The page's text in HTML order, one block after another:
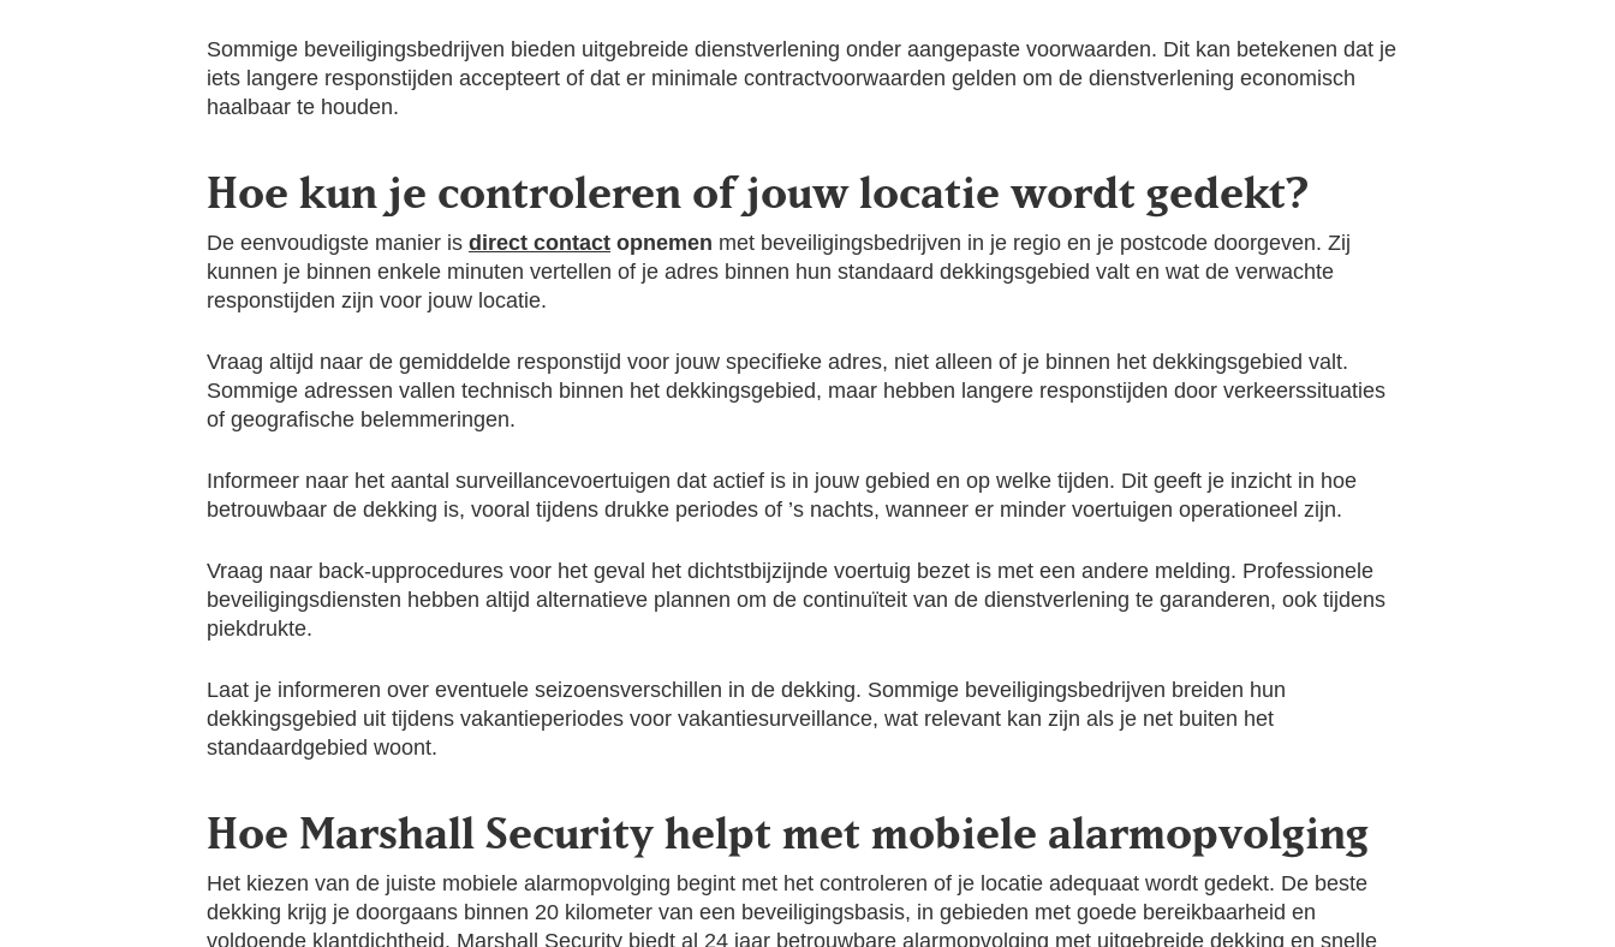
Sommige beveiligingsbedrijven bieden uitgebreide dienstverlening onder aangepaste voorwaarden. Dit kan betekenen dat je
iets langere responstijden accepteert of dat er minimale contractvoorwaarden gelden om de dienstverlening economisch
haalbaar te houden.
Hoe kun je controleren of jouw locatie wordt gedekt?
De eenvoudigste manier is direct contact opnemen met beveiligingsbedrijven in je regio en je postcode doorgeven. Zij
kunnen je binnen enkele minuten vertellen of je adres binnen hun standaard dekkingsgebied valt en wat de verwachte
responstijden zijn voor jouw locatie.
Vraag altijd naar de gemiddelde responstijd voor jouw specifieke adres, niet alleen of je binnen het dekkingsgebied valt.
Sommige adressen vallen technisch binnen het dekkingsgebied, maar hebben langere responstijden door verkeerssituaties
of geografische belemmeringen.
Informeer naar het aantal surveillancevoertuigen dat actief is in jouw gebied en op welke tijden. Dit geeft je inzicht in hoe
betrouwbaar de dekking is, vooral tijdens drukke periodes of ’s nachts, wanneer er minder voertuigen operationeel zijn.
Vraag naar back-upprocedures voor het geval het dichtstbijzijnde voertuig bezet is met een andere melding. Professionele
beveiligingsdiensten hebben altijd alternatieve plannen om de continuïteit van de dienstverlening te garanderen, ook tijdens
piekdrukte.
Laat je informeren over eventuele seizoensverschillen in de dekking. Sommige beveiligingsbedrijven breiden hun
dekkingsgebied uit tijdens vakantieperiodes voor vakantiesurveillance, wat relevant kan zijn als je net buiten het
standaardgebied woont.
Hoe Marshall Security helpt met mobiele alarmopvolging
Het kiezen van de juiste mobiele alarmopvolging begint met het controleren of je locatie adequaat wordt gedekt. De beste
dekking krijg je doorgaans binnen 20 kilometer van een beveiligingsbasis, in gebieden met goede bereikbaarheid en
voldoende klantdichtheid. Marshall Security biedt al 24 jaar betrouwbare alarmopvolging met uitgebreide dekking en snelle